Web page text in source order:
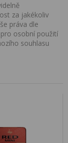
za jakékoliv
práva dle
osobní použití
souhlasu